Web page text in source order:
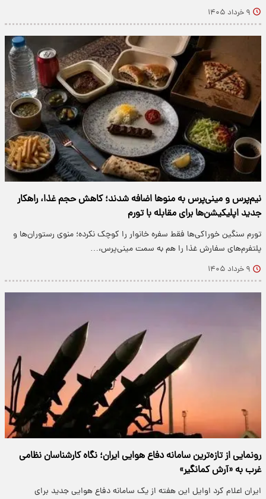
۹ خرداد ۱۴۰۵
نیم‌پرس و مینی‌پرس به منوها اضافه شدند؛ کاهش حجم غذا، راهکار
جدید اپلیکیشن‌ها برای مقابله با تورم
تورم سنگین خوراکی‌ها فقط سفره خانوار را کوچک نکرده؛ منوی رستوران‌ها و
پلتفرم‌های سفارش غذا را هم به سمت مینی‌پرس،…
۹ خرداد ۱۴۰۵
رونمایی از تازه‌ترین سامانه دفاع هوایی ایران؛ نگاه کارشناسان نظامی
غرب به «آرش کمانگیر»
ایران اعلام کرد اوایل این هفته از یک سامانه دفاع هوایی جدید برای